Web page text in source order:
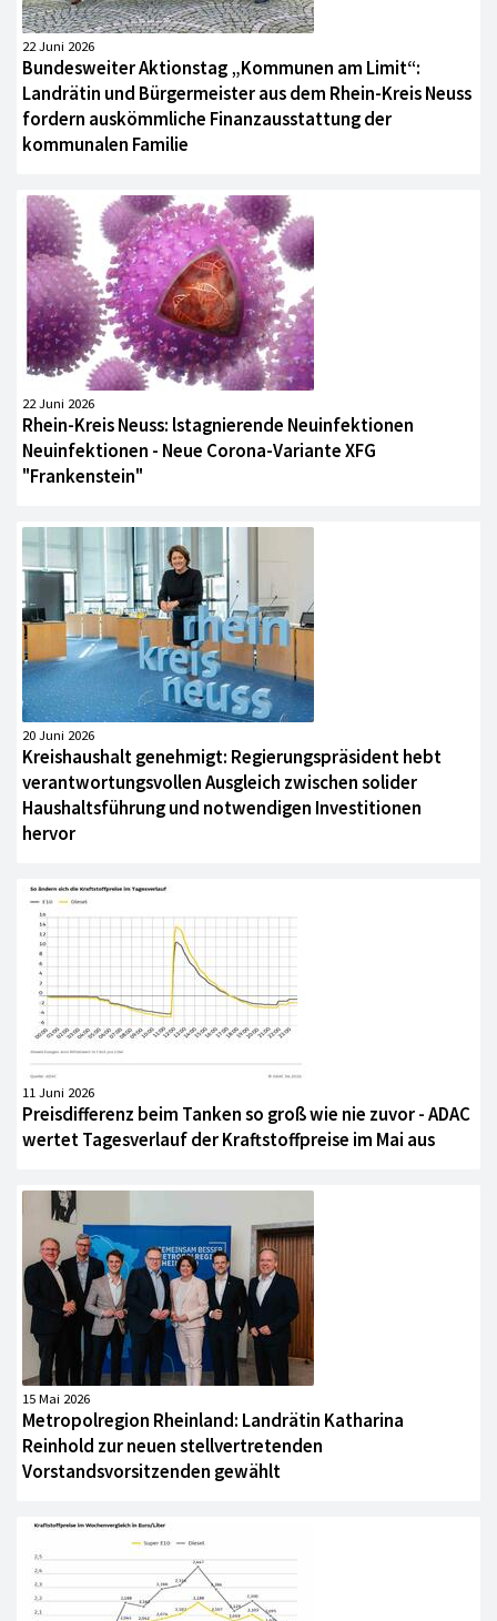
22 Juni 2026
Bundesweiter Aktionstag „Kommunen am Limit“:
Landrätin und Bürgermeister aus dem Rhein-Kreis Neuss
fordern auskömmliche Finanzausstattung der
kommunalen Familie
22 Juni 2026
Rhein-Kreis Neuss: lstagnierende Neuinfektionen
Neuinfektionen - Neue Corona-Variante XFG
"Frankenstein"
20 Juni 2026
Kreishaushalt genehmigt: Regierungspräsident hebt
verantwortungsvollen Ausgleich zwischen solider
Haushaltsführung und notwendigen Investitionen
hervor
11 Juni 2026
Preisdifferenz beim Tanken so groß wie nie zuvor - ADAC
wertet Tagesverlauf der Kraftstoffpreise im Mai aus
15 Mai 2026
Metropolregion Rheinland: Landrätin Katharina
Reinhold zur neuen stellvertretenden
Vorstandsvorsitzenden gewählt